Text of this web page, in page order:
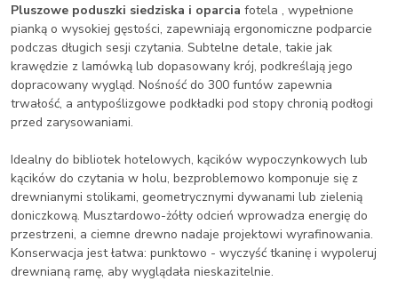
Pluszowe poduszki siedziska i oparcia fotela , wypełnione
pianką o wysokiej gęstości, zapewniają ergonomiczne podparcie
podczas długich sesji czytania. Subtelne detale, takie jak
krawędzie z lamówką lub dopasowany krój, podkreślają jego
dopracowany wygląd. Nośność do 300 funtów zapewnia
trwałość, a antypoślizgowe podkładki pod stopy chronią podłogi
przed zarysowaniami.
Idealny do bibliotek hotelowych, kącików wypoczynkowych lub
kącików do czytania w holu, bezproblemowo komponuje się z
drewnianymi stolikami, geometrycznymi dywanami lub zielenią
doniczkową. Musztardowo-żółty odcień wprowadza energię do
przestrzeni, a ciemne drewno nadaje projektowi wyrafinowania.
Konserwacja jest łatwa: punktowo - wyczyść tkaninę i wypoleruj
drewnianą ramę, aby wyglądała nieskazitelnie.